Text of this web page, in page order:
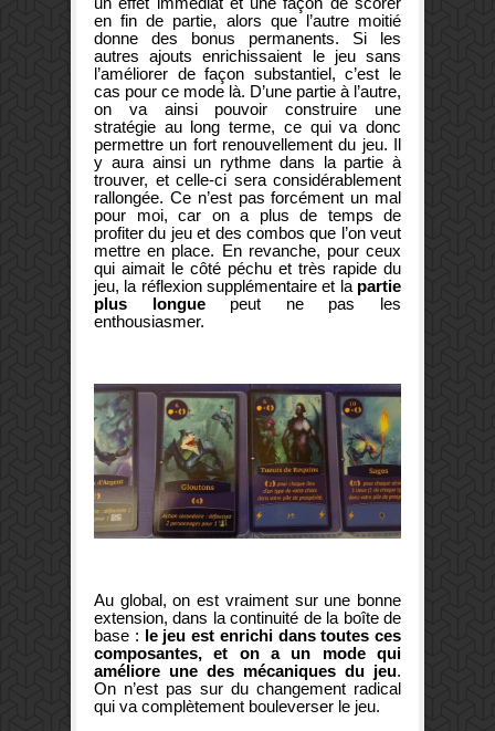
en fin de partie, alors que l’autre moitié
donne des bonus permanents. Si les
autres ajouts enrichissaient le jeu sans
l’améliorer de façon substantiel, c’est le
cas pour ce mode là. D’une partie à l’autre,
on va ainsi pouvoir construire une
stratégie au long terme, ce qui va donc
permettre un fort renouvellement du jeu. Il
y aura ainsi un rythme dans la partie à
trouver, et celle-ci sera considérablement
rallongée. Ce n’est pas forcément un mal
pour moi, car on a plus de temps de
profiter du jeu et des combos que l’on veut
mettre en place. En revanche, pour ceux
qui aimait le côté péchu et très rapide du
jeu, la réflexion supplémentaire et la partie
plus longuepeut ne pas les
enthousiasmer.
Au global, on est vraiment sur une bonne
extension, dans la continuité de la boîte de
base : le jeu est enrichi dans toutes ces
composantes, et on a un mode qui
améliore une des mécaniques du jeu.
On n’est pas sur du changement radical
qui va complètement bouleverser le jeu.